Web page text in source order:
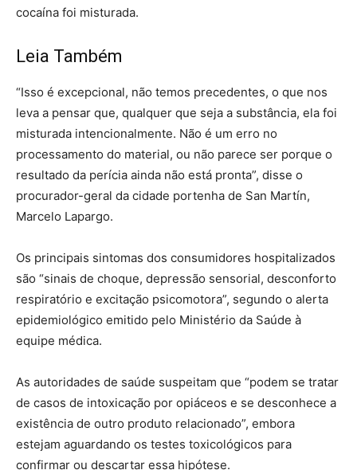
cocaína foi misturada.
Leia Também
“Isso é excepcional, não temos precedentes, o que nos
leva a pensar que, qualquer que seja a substância, ela foi
misturada intencionalmente. Não é um erro no
processamento do material, ou não parece ser porque o
resultado da perícia ainda não está pronta”, disse o
procurador-geral da cidade portenha de San Martín,
Marcelo Lapargo.
Os principais sintomas dos consumidores hospitalizados
são “sinais de choque, depressão sensorial, desconforto
respiratório e excitação psicomotora”, segundo o alerta
epidemiológico emitido pelo Ministério da Saúde à
equipe médica.
As autoridades de saúde suspeitam que “podem se tratar
de casos de intoxicação por opiáceos e se desconhece a
existência de outro produto relacionado”, embora
estejam aguardando os testes toxicológicos para
confirmar ou descartar essa hipótese.